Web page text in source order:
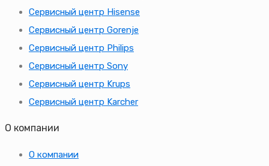
Сервисный центр Hisense
Сервисный центр Gorenje
Сервисный центр Philips
Сервисный центр Sony
Сервисный центр Krups
Сервисный центр Karcher
О компании
О компании